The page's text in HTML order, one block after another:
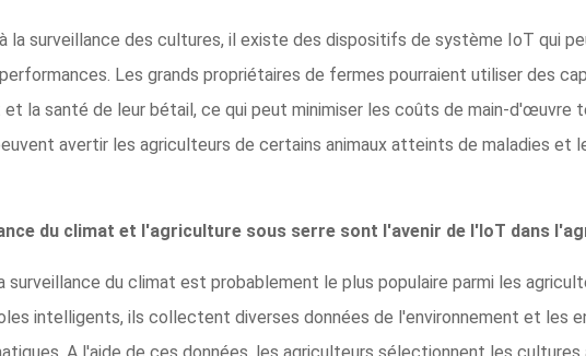
la surveillance des cultures, il existe des dispositifs de système IoT qui
Les grands propriétaires de fermes pourraient utiliser des
la santé de leur bétail, ce qui peut minimiser les coûts de main-d'œuvre
avertir les agriculteurs de certains animaux atteints de maladies et
du climat et l'agriculture sous serre sont l'avenir de l'IoT dans
surveillance du climat est probablement le plus populaire parmi les
intelligents, ils collectent diverses données de l'environnement et les